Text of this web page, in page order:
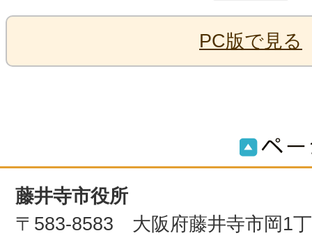
PC版で見る
藤井寺市役所
〒583-8583 大阪府藤井寺市岡1